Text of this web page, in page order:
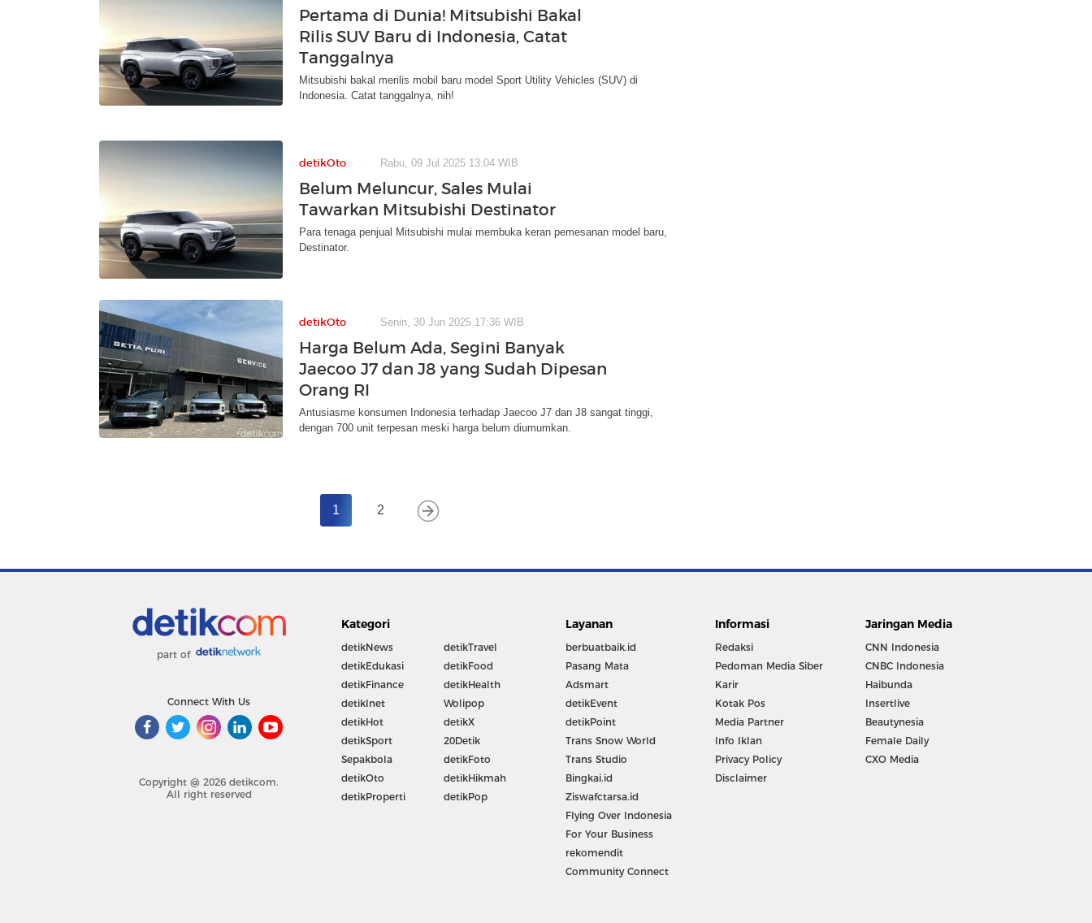
Pertama di Dunia! Mitsubishi Bakal
Rilis SUV Baru di Indonesia, Catat
Tanggalnya
Mitsubishi bakal merilis mobil baru model Sport Utility Vehicles (SUV) di
Indonesia. Catat tanggalnya, nih!
detikOto Rabu, 09 Jul 2025 13:04 WIB
Belum Meluncur, Sales Mulai
Tawarkan Mitsubishi Destinator
Para tenaga penjual Mitsubishi mulai membuka keran pemesanan model baru,
Destinator.
detikOto Senin, 30 Jun 2025 17:36 WIB
Harga Belum Ada, Segini Banyak
Jaecoo J7 dan J8 yang Sudah Dipesan
Orang RI
Antusiasme konsumen Indonesia terhadap Jaecoo J7 dan J8 sangat tinggi,
dengan 700 unit terpesan meski harga belum diumumkan.
1 2
part of
Connect With Us
Copyright @ 2026 detikcom.
All right reserved
Kategori
detikNews
detikEdukasi
detikFinance
detikInet
detikHot
detikSport
Sepakbola
detikOto
detikProperti
detikTravel
detikFood
detikHealth
Wolipop
detikX
20Detik
detikFoto
detikHikmah
detikPop
Layanan
berbuatbaik.id
Pasang Mata
Adsmart
detikEvent
detikPoint
Trans Snow World
Trans Studio
Bingkai.id
Ziswafctarsa.id
Flying Over Indonesia
For Your Business
rekomendit
Community Connect
Informasi
Redaksi
Pedoman Media Siber
Karir
Kotak Pos
Media Partner
Info Iklan
Privacy Policy
Disclaimer
Jaringan Media
CNN Indonesia
CNBC Indonesia
Haibunda
Insertlive
Beautynesia
Female Daily
CXO Media